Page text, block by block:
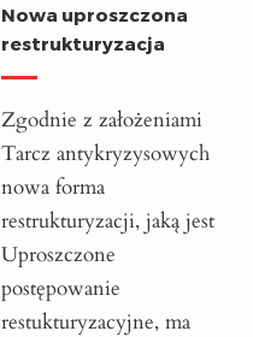
Nowa uproszczona
restrukturyzacja
Zgodnie z założeniami
Tarcz antykryzysowych
nowa forma
restrukturyzacji, jaką jest
Uproszczone
postępowanie
restukturyzacyjne, ma